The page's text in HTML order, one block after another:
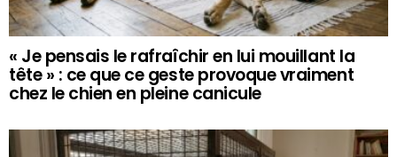
« Je pensais le rafraîchir en lui mouillant la
tête » : ce que ce geste provoque vraiment
chez le chien en pleine canicule